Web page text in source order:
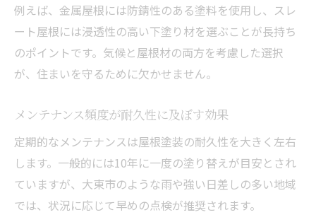
屋根塗装の耐用年数を比べてみよう
屋根塗装の耐用年数は何で決まる？
屋根塗料ごとの耐久性ランキングを解説
一番長持ちする塗料の選び方を紹介
塗装の耐用年数を伸ばす工夫を学ぶ
例えば、金属屋根には防錆性のある塗料を使用し、スレ
ート屋根には浸透性の高い下塗り材を選ぶことが長持ち
のポイントです。気候と屋根材の両方を考慮した選択
が、住まいを守るために欠かせません。
メンテナンス頻度が耐久性に及ぼす効果
定期的なメンテナンスは屋根塗装の耐久性を大きく左右
します。一般的には10年に一度の塗り替えが目安とされ
ていますが、大東市のような雨や強い日差しの多い地域
では、状況に応じて早めの点検が推奨されます。